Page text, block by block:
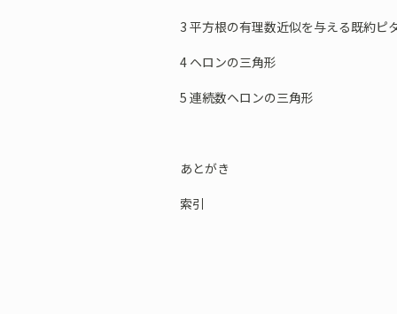
3 平方根の有理数近似を与える既約ピ
4 ヘロンの三角形
5 連続数ヘロンの三角形
あとがき
索引